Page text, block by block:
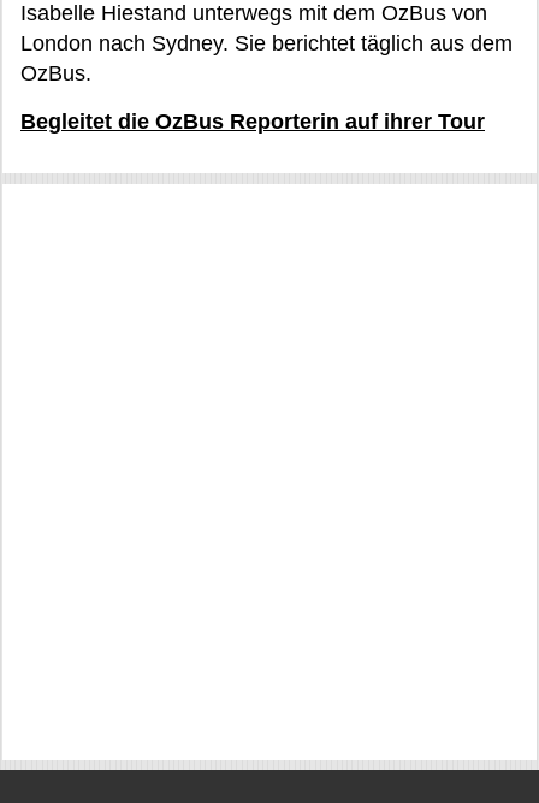
Isabelle Hiestand unterwegs mit dem OzBus von
London nach Sydney. Sie berichtet täglich aus dem
OzBus.
Begleitet die OzBus Reporterin auf ihrer Tour